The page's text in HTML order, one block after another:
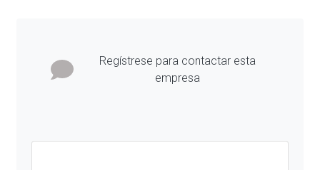
Regístrese para contactar esta
empresa